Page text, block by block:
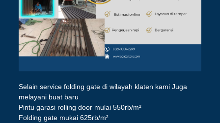
Selain service folding gate di wilayah klaten kami Juga
melayani buat baru
Pintu garasi rolling door mulai 550rb/m²
Folding gate mukai 625rb/m²